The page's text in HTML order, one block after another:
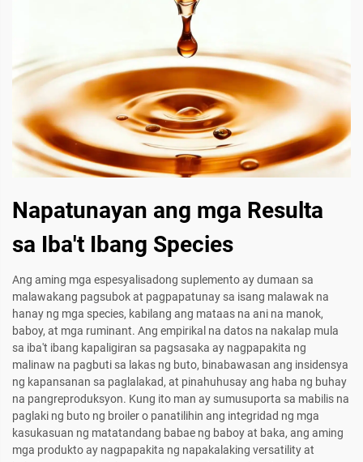
Napatunayan ang mga Resulta
sa Iba't Ibang Species
Ang aming mga espesyalisadong suplemento ay dumaan sa
malawakang pagsubok at pagpapatunay sa isang malawak na
hanay ng mga species, kabilang ang mataas na ani na manok,
baboy, at mga ruminant. Ang empirikal na datos na nakalap mula
sa iba't ibang kapaligiran sa pagsasaka ay nagpapakita ng
malinaw na pagbuti sa lakas ng buto, binabawasan ang insidensya
ng kapansanan sa paglalakad, at pinahuhusay ang haba ng buhay
na pangreproduksyon. Kung ito man ay sumusuporta sa mabilis na
paglaki ng buto ng broiler o panatilihin ang integridad ng mga
kasukasuan ng matatandang babae ng baboy at baka, ang aming
mga produkto ay nagpapakita ng napakalaking versatility at